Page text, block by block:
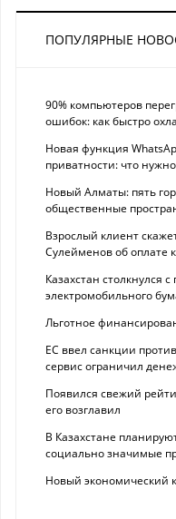
ПОПУЛЯРНЫЕ
90% компьютеров
ошибок: как быстро
Новая функция
приватности: что
Новый Алматы: пять
общественные
Взрослый клиент
Сулейменов об оплате
Казахстан столкнулся
электромобильного
Льготное
ЕС ввел санкции
сервис ограничил
Появился свежий
его возглавил
В Казахстане
социально значимые
Новый экономический